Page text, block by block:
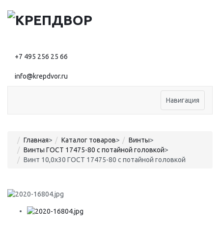
+7 495 256 25 66
info@krepdvor.ru
Навигация
Главная> Каталог товаров> Винты>
Винты ГОСТ 17475-80 с потайной головкой>
Винт 10,0х30 ГОСТ 17475-80 с потайной головкой